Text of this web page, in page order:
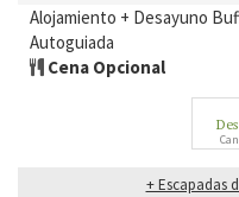
Alojamiento + Desayuno
Autoguiada
Cena Opcional
+ Escapadas